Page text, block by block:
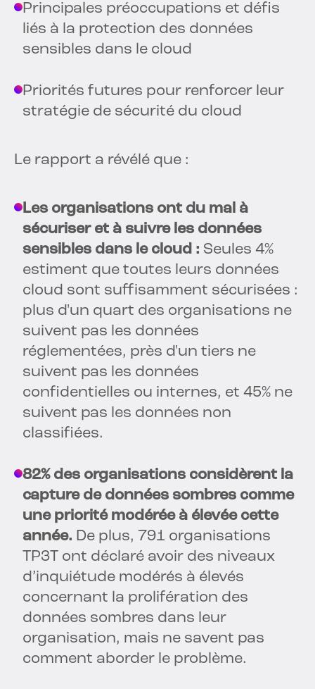
Principales préoccupations et défis
liés à la protection des données
sensibles dans le cloud
Priorités futures pour renforcer leur
stratégie de sécurité du cloud
Le rapport a révélé que :
Les organisations ont du mal à
sécuriser et à suivre les données
sensibles dans le cloud : Seules 4%
estiment que toutes leurs données
cloud sont suffisamment sécurisées :
plus d'un quart des organisations ne
suivent pas les données
réglementées, près d'un tiers ne
suivent pas les données
confidentielles ou internes, et 45% ne
suivent pas les données non
classifiées.
82% des organisations considèrent la
capture de données sombres comme
une priorité modérée à élevée cette
année. De plus, 791 organisations
TP3T ont déclaré avoir des niveaux
d’inquiétude modérés à élevés
concernant la prolifération des
données sombres dans leur
organisation, mais ne savent pas
comment aborder le problème.